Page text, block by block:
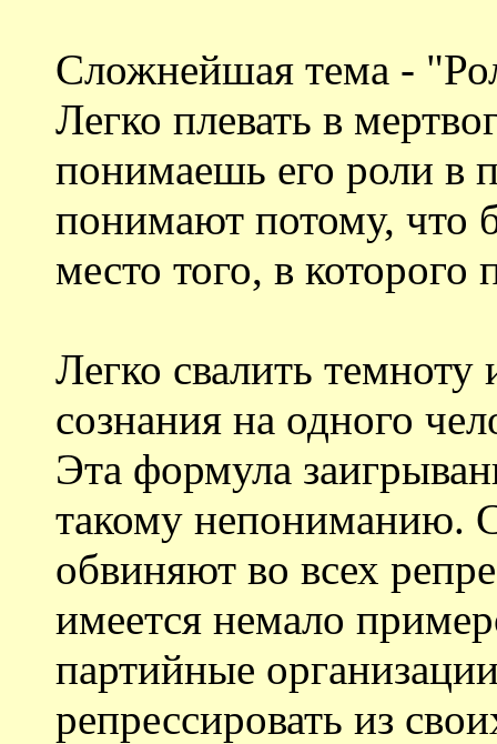
Сложнейшая тема -
Легко плевать в
понимаешь его роли в
понимают потому, что
место того, в которого
Легко свалить
сознания на одного
Эта формула
такому непониманию.
обвиняют во всех
имеется немало
партийные
репрессировать из